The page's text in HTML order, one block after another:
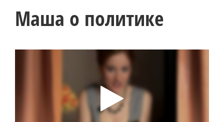
Маша о политике